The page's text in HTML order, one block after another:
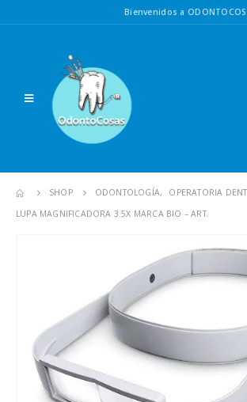
Bienvenidos a
SHOP ODONTOLOGÍA,
OPERATORIA
LUPA MAGNIFICADORA 3.5X MARCA BIO – ART.